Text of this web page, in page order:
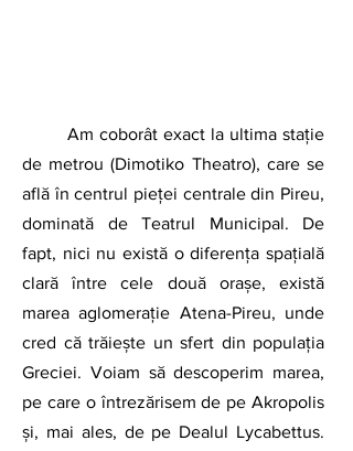
Am coborât exact la ultima stație
de metrou (Dimotiko Theatro), care se
află în centrul pieței centrale din Pireu,
dominată de Teatrul Municipal. De
fapt, nici nu există o diferența spațială
clară între cele două orașe, există
marea aglomerație Atena-Pireu, unde
cred că trăiește un sfert din populația
Greciei. Voiam să descoperim marea,
pe care o întrezărisem de pe Akropolis
și, mai ales, de pe Dealul Lycabettus.